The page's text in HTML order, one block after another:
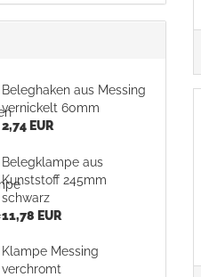
Beleghaken aus Messing
vernickelt 60mm
2,74 EUR
Belegklampe aus
Kunststoff 245mm
schwarz
11,78 EUR
Klampe Messing
verchromt